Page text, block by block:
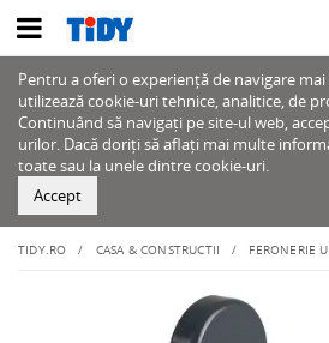
Pentru a oferi o experiență de navigare
utilizează cookie-uri tehnice, analitice, de
Continuând să navigați pe site-ul web,
urilor. Dacă doriți să aflați mai multe
toate sau la unele dintre cookie-uri.
Accept
TIDY.RO CASA & CONSTRUCTII FERONERIE